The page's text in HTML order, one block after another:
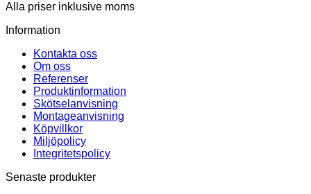
Alla priser inklusive moms
Information
Kontakta oss
Om oss
Referenser
Produktinformation
Skötselanvisning
Montageanvisning
Köpvillkor
Miljöpolicy
Integritetspolicy
Senaste produkter